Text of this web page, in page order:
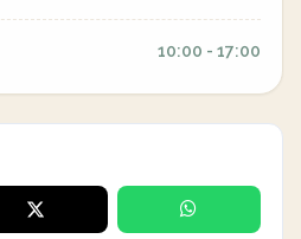
10:00 - 17:00